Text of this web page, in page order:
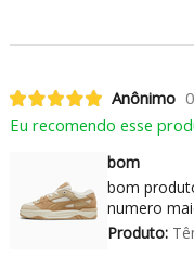
Anônimo
Eu recomendo esse
bom
bom
numero
Produto: